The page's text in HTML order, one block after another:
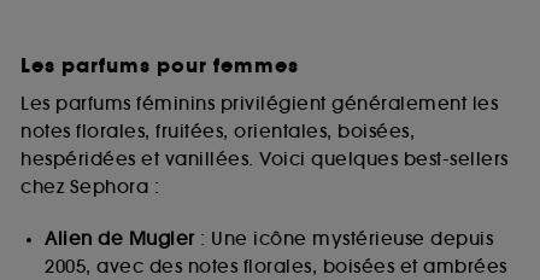
Les parfums pour femmes
Les parfums féminins privilégient généralement les
notes florales, fruitées, orientales, boisées,
hespéridées et vanillées. Voici quelques best-sellers
chez Sephora :
Alien de Mugler: Une icône mystérieuse depuis
2005, avec des notes florales, boisées et ambrées